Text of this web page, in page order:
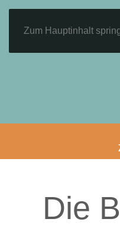
Zum Hauptinhalt
Die